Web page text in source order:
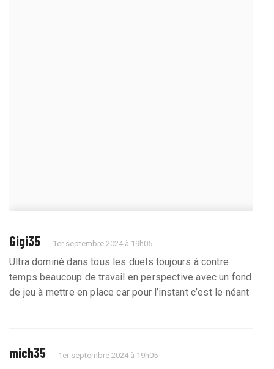
Gigi35 1er septembre 2024 à 19h05
Ultra dominé dans tous les duels toujours à contre
temps beaucoup de travail en perspective avec un fond
de jeu à mettre en place car pour l’instant c’est le néant
mich35 1er septembre 2024 à 19h05